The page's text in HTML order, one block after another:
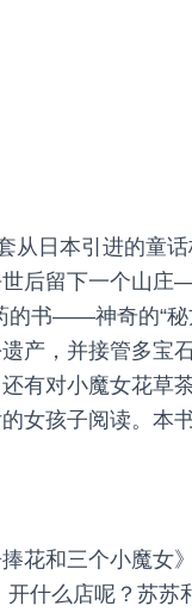
从日本引进的童
后留下一个山
的书——神奇的“
产，并接管多宝
有对小魔女花草
女孩子阅读。本
花和三个小魔女
什么店呢？苏